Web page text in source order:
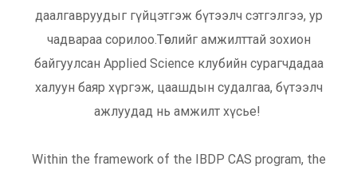
даалгавруудыг гүйцэтгэж бүтээлч сэтгэлгээ, ур
чадвараа сорилоо.Төслийг амжилттай зохион
байгуулсан Applied Science клубийн сурагчдадаа
халуун баяр хүргэж, цаашдын судалгаа, бүтээлч
ажлуудад нь амжилт хүсье!
Within the framework of the IBDP CAS program, the